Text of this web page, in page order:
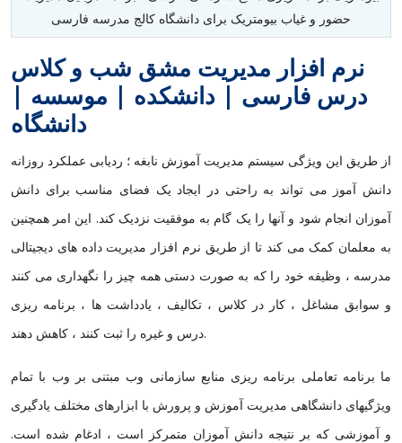
حضور و غیاب بیومتریک برای دانشگاه کالج مدرسه فارسی
نرم افزار مدیریت مشق شب و کلاس
درس فارسی | دانشکده | موسسه |
دانشگاه
از طریق این ویژگی سیستم مدیریت آموزش نابغه ؛ ردیابی عملکرد روزانه
دانش آموز می تواند به راحتی در ایجاد یک فضای مناسب برای دانش
آموزان انجام شود و آنها را یک گام به موفقیت نزدیک کند. این امر همچنین
به معلمان کمک می کند تا از طریق نرم افزار مدیریت داده های دیجیتالی
مدرسه ، وظیفه خود را که به صورت دستی همه چیز را نگهداری می کنند
و سوابق مشاغل ، کار در کلاس ، تکالیف ، یادداشت ها ، برنامه ریزی
درس و غیره را ثبت کنند ، کاهش دهند.
ما برنامه تعاملی برنامه ریزی منابع سازمانی وب مبتنی بر وب با تمام
ویژگیهای دانشگاهی مدیریت آموزش و پرورش با ابزارهای مختلف یادگیری
و آموزشی که بر نتیجه دانش آموزان متمرکز است ، ادغام شده است.